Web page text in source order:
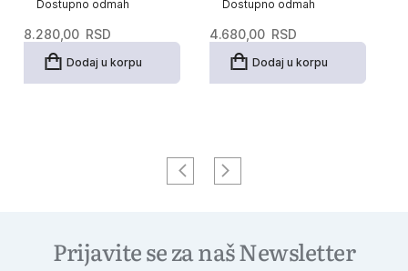
Dostupno odmah
8.280,00 RSD
Dodaj u korpu
Dostupno odmah
4.680,00 RSD
Dodaj u korpu
Prijavite se za naš Newsletter